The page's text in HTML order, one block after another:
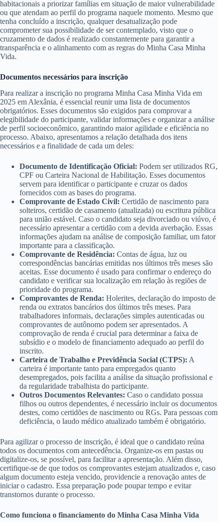
habitacionais a priorizar famílias em situação de maior vulnerabilidade
ou que atendam ao perfil do programa naquele momento. Mesmo que
tenha concluído a inscrição, qualquer desatualização pode
comprometer sua possibilidade de ser contemplado, visto que o
cruzamento de dados é realizado constantemente para garantir a
transparência e o alinhamento com as regras do Minha Casa Minha
Vida.
Documentos necessários para inscrição
Para realizar a inscrição no programa Minha Casa Minha Vida em
2025 em Alexânia, é essencial reunir uma lista de documentos
obrigatórios. Esses documentos são exigidos para comprovar a
elegibilidade do participante, validar informações e organizar a análise
de perfil socioeconômico, garantindo maior agilidade e eficiência no
processo. Abaixo, apresentamos a relação detalhada dos itens
necessários e a finalidade de cada um deles:
Documento de Identificação Oficial: Podem ser utilizados RG,
CPF ou Carteira Nacional de Habilitação. Esses documentos
servem para identificar o participante e cruzar os dados
fornecidos com as bases do programa.
Comprovante de Estado Civil: Certidão de nascimento para
solteiros, certidão de casamento (atualizada) ou escritura pública
para união estável. Caso o candidato seja divorciado ou viúvo, é
necessário apresentar a certidão com a devida averbação. Essas
informações ajudam na análise de composição familiar, um fator
importante para a classificação.
Comprovante de Residência: Contas de água, luz ou
correspondências bancárias emitidas nos últimos três meses são
aceitas. Esse documento é usado para confirmar o endereço do
candidato e verificar sua localização em relação às regiões de
prioridade do programa.
Comprovantes de Renda: Holerites, declaração do imposto de
renda ou extratos bancários dos últimos três meses. Para
trabalhadores informais, declarações simples autenticadas ou
comprovantes de autônomo podem ser apresentados. A
comprovação de renda é crucial para determinar a faixa de
subsídio e o modelo de financiamento adequado ao perfil do
inscrito.
Carteira de Trabalho e Previdência Social (CTPS): A
carteira é importante tanto para empregados quanto
desempregados, pois facilita a análise da situação profissional e
da regularidade trabalhista do participante.
Outros Documentos Relevantes: Caso o candidato possua
filhos ou outros dependentes, é necessário incluir os documentos
destes, como certidões de nascimento ou RGs. Para pessoas com
deficiência, o laudo médico atualizado também é obrigatório.
Para agilizar o processo de inscrição, é ideal que o candidato reúna
todos os documentos com antecedência. Organize-os em pastas ou
digitalize-os, se possível, para facilitar a apresentação. Além disso,
certifique-se de que todos os comprovantes estejam atualizados e, caso
algum documento esteja vencido, providencie a renovação antes de
iniciar o cadastro. Essa preparação pode poupar tempo e evitar
transtornos durante o processo.
Como funciona o financiamento do Minha Casa Minha Vida